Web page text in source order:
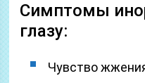
Симптомы
глазу:
Чувство